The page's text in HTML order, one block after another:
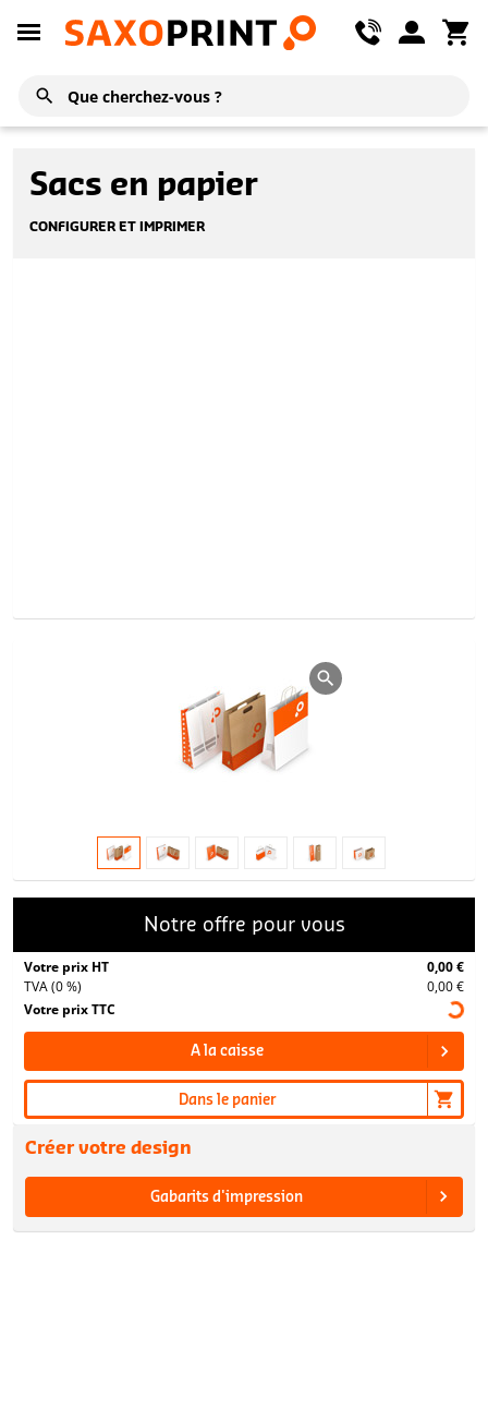
Sacs en papier
CONFIGURER ET IMPRIMER
Notre offre pour vous
Votre prix HT
0,00 €
TVA (0 %)
0,00 €
Votre prix TTC
A la caisse
Dans le panier
Créer votre design
Gabarits d'impression